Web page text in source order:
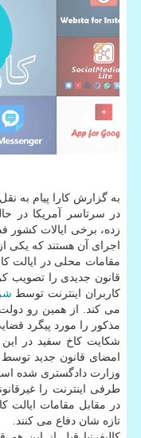
به گزارش كارا پیام به
در سرتاسر آمریكا در
زده، برخی ایالات كشور
اجرای آن هستند كه یكی
مقامات محلی در ایالت
قانون جدیدی را تصویب
كاربران اینترنت توسط
می كند. از همین رو
مذكور را مورد پیگرد
امضای قانون جدید توسط
وزارت دادگستری شده
طرفی اینترنت را
در مقابل مقامات ایالت
تازه شان دفاع می كنند.